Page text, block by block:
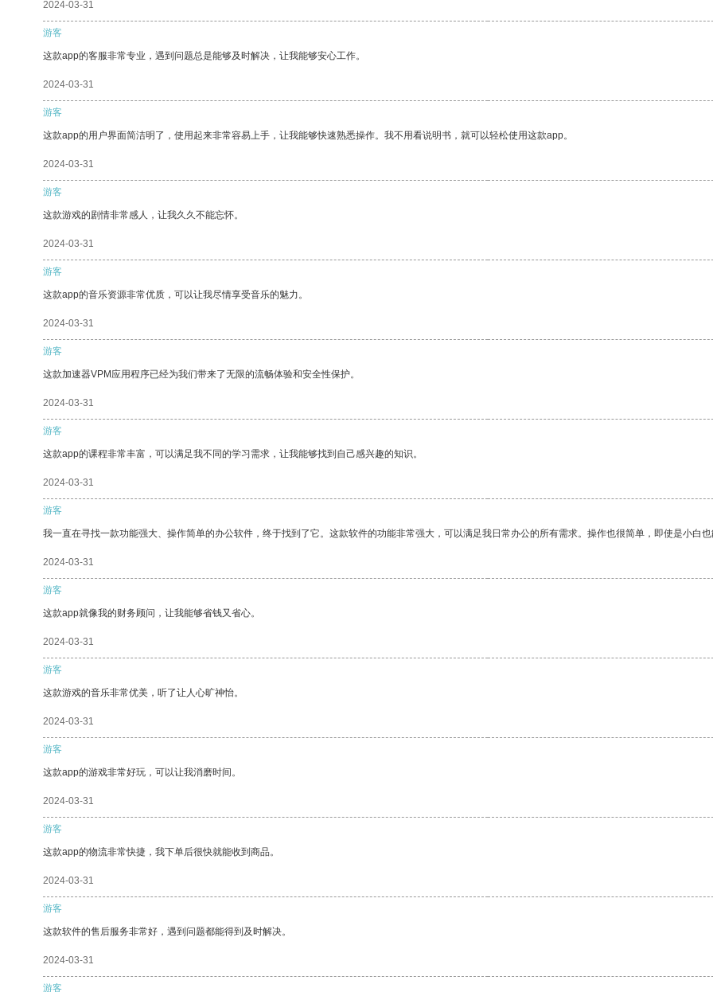
2024-03-31
游客
这款app的客服非常专业，遇到问题总是能够及时解决，让我能够安心工作。
2024-03-31
游客
这款app的用户界面简洁明了，使用起来非常容易上手，让我能够快速熟悉操作。我不用看说明书，就可以轻松使用这款app。
2024-03-31
游客
这款游戏的剧情非常感人，让我久久不能忘怀。
2024-03-31
游客
这款app的音乐资源非常优质，可以让我尽情享受音乐的魅力。
2024-03-31
游客
这款加速器VPM应用程序已经为我们带来了无限的流畅体验和安全性保护。
2024-03-31
游客
这款app的课程非常丰富，可以满足我不同的学习需求，让我能够找到自己感兴趣的知识。
2024-03-31
游客
我一直在寻找一款功能强大、操作简单的办公软件，终于找到了它。这款软件的功能非常强大，可以满足我日常办公的所有需求。操作也很简单，即使是小白也
2024-03-31
游客
这款app就像我的财务顾问，让我能够省钱又省心。
2024-03-31
游客
这款游戏的音乐非常优美，听了让人心旷神怡。
2024-03-31
游客
这款app的游戏非常好玩，可以让我消磨时间。
2024-03-31
游客
这款app的物流非常快捷，我下单后很快就能收到商品。
2024-03-31
游客
这款软件的售后服务非常好，遇到问题都能得到及时解决。
2024-03-31
游客